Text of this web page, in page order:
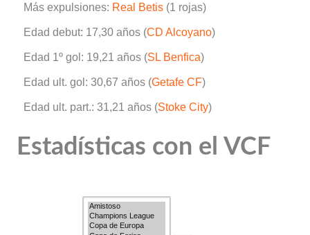
Más expulsiones: Real Betis (1 rojas)
Edad debut: 17,30 años (CD Alcoyano)
Edad 1º gol: 19,21 años (SL Benfica)
Edad ult. gol: 30,67 años (Getafe CF)
Edad ult. part.: 31,21 años (Stoke City)
Estadísticas con el VCF